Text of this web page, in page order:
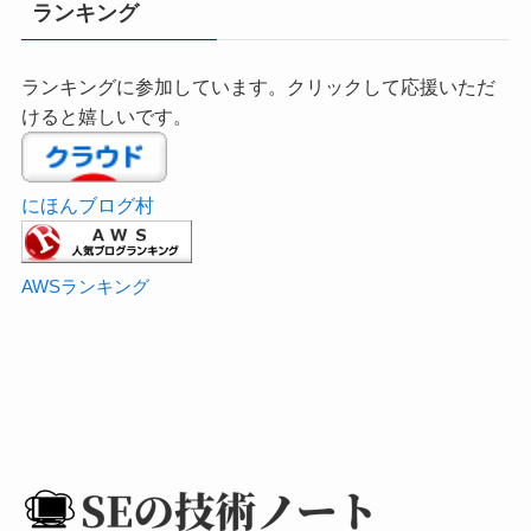
ランキング
ランキングに参加しています。クリックして応援いただ
けると嬉しいです。
にほんブログ村
AWSランキング